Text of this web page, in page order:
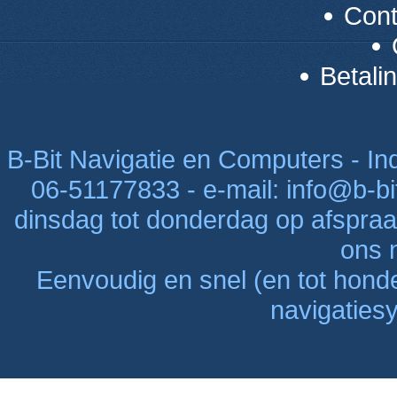
B-Bit Navigatie en Computers -
06-51177833 - e-mail: info@b-
dinsdag tot donderdag op
ons
Eenvoudig en snel (en tot